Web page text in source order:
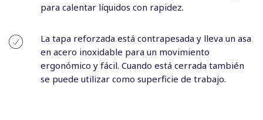
para calentar líquidos con rapidez.
La tapa reforzada está contrapesada y lleva un asa
en acero inoxidable para un movimiento
ergonómico y fácil. Cuando está cerrada también
se puede utilizar como superficie de trabajo.